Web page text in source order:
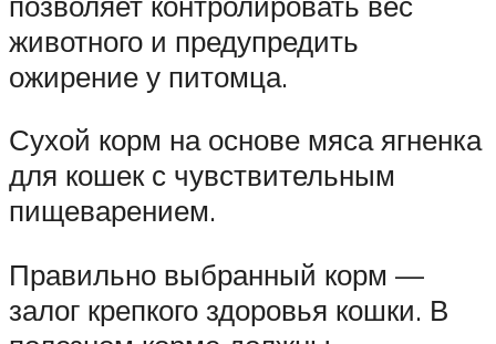
животного и предупредить
ожирение у питомца.
Сухой корм на основе мяса ягненка
для кошек с чувствительным
пищеварением.
Правильно выбранный корм —
залог крепкого здоровья кошки. В